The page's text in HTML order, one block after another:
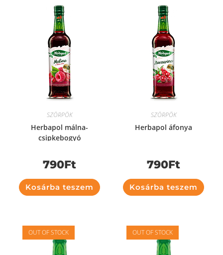
SZÖRPÖK
Herbapol málna-
csipkebogyó
790Ft
Kosárba teszem
SZÖRPÖK
Herbapol áfonya
790Ft
Kosárba teszem
OUT OF STOCK OUT OF STOCK